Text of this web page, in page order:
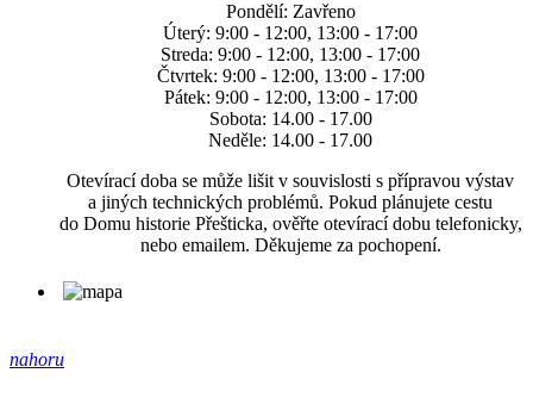
Pondělí: Zavřeno
Úterý: 9:00 - 12:00, 13:00 - 17:00
Streda: 9:00 - 12:00, 13:00 - 17:00
Čtvrtek: 9:00 - 12:00, 13:00 - 17:00
Pátek: 9:00 - 12:00, 13:00 - 17:00
Sobota: 14.00 - 17.00
Neděle: 14.00 - 17.00
Otevírací doba se může lišit v souvislosti s přípravou výstav
a jiných technických problémů. Pokud plánujete cestu
do Domu historie Přešticka, ověřte otevírací dobu telefonicky,
nebo emailem. Děkujeme za pochopení.
nahoru